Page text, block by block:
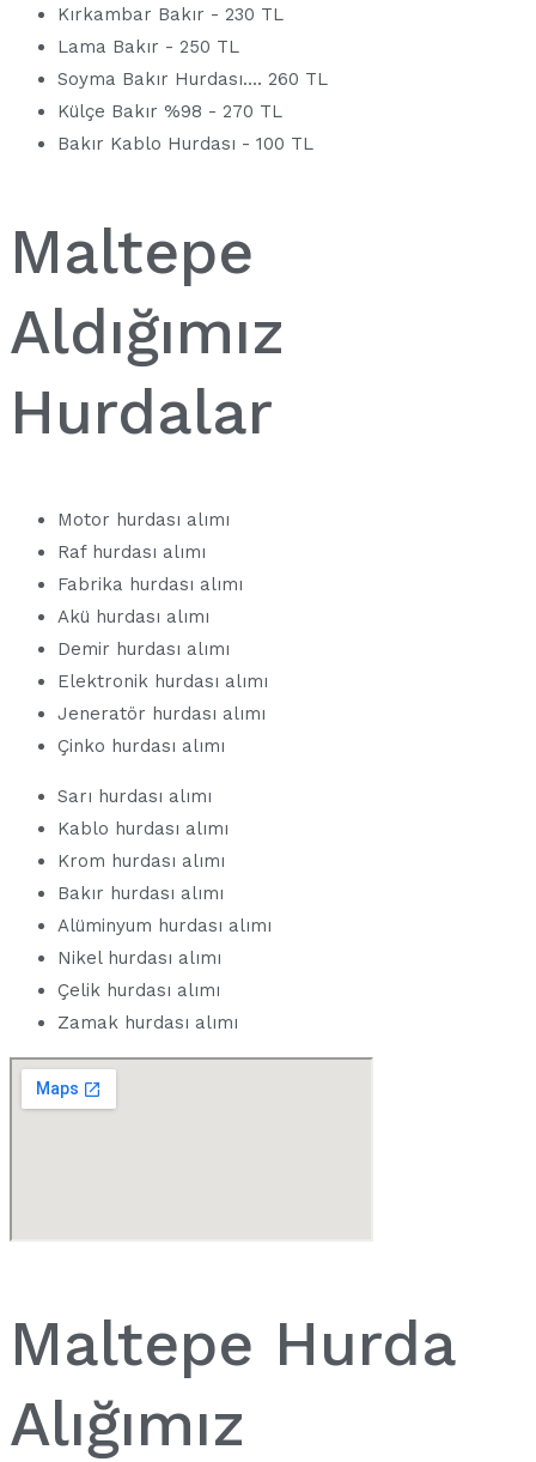
Kırkambar Bakır - 230 TL
Lama Bakır - 250 TL
Soyma Bakır Hurdası.... 260 TL
Külçe Bakır %98 - 270 TL
Bakır Kablo Hurdası - 100 TL
Maltepe
Aldığımız
Hurdalar
Motor hurdası alımı
Raf hurdası alımı
Fabrika hurdası alımı
Akü hurdası alımı
Demir hurdası alımı
Elektronik hurdası alımı
Jeneratör hurdası alımı
Çinko hurdası alımı
Sarı hurdası alımı
Kablo hurdası alımı
Krom hurdası alımı
Bakır hurdası alımı
Alüminyum hurdası alımı
Nikel hurdası alımı
Çelik hurdası alımı
Zamak hurdası alımı
Maltepe Hurda
Alığımız